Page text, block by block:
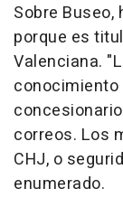
Sobre
porque es
Valenciana.
conocimiento
correos. Los
CHJ, o
enumerado.